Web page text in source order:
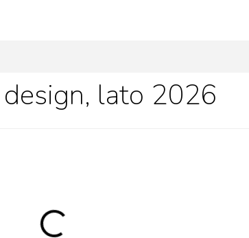
design, lato 2026